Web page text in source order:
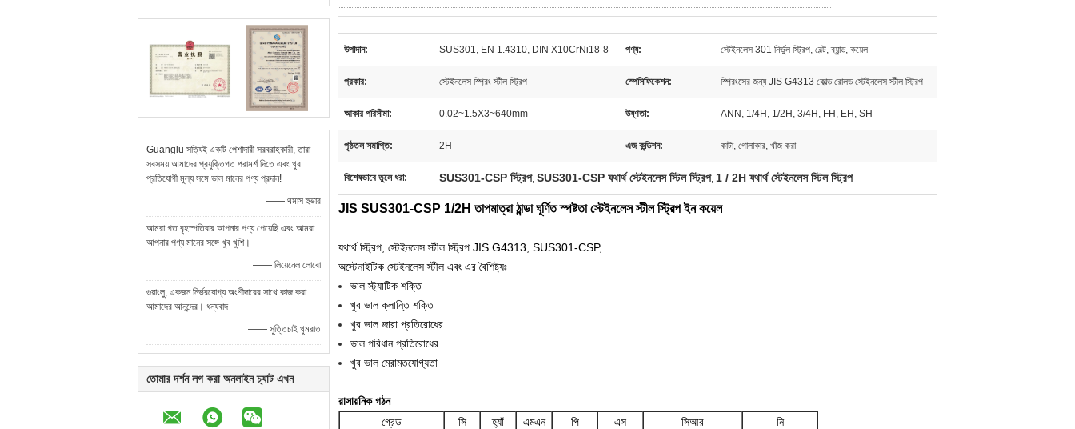
Guanglu সত্যিই একটি পেশাদারী সরবরাহকারী, তারা
সবসময় আমাদের প্রযুক্তিগত পরামর্শ দিতে এবং খুব
প্রতিযোগী মূল্য সঙ্গে ভাল মানের পণ্য প্রদান!
—— থমাস হুভার
আমরা গত বৃহস্পতিবার আপনার পণ্য পেয়েছি এবং আমরা
আপনার পণ্য মানের সঙ্গে খুব খুশি।
—— লিয়েনেল লোবো
গুয়াংলু, একজন নির্ভরযোগ্য অংশীদারের সাথে কাজ করা
আমাদের আনন্দের। ধন্যবাদ
—— সুত্তিচাই খুমরাত
তোমার দর্শন লগ করা অনলাইন চ্যাট এখন
উপাদান: SUS301, EN 1.4310, DIN X10CrNi18-8 পণ্য: স্টেইনলেস 301 নির্ভুল স্ট্রিপ, বেল্ট, ব্যান্ড, কয়েল
প্রকার: স্টেইনলেস স্প্রিং স্টীল স্ট্রিপ স্পেসিফিকেশন: স্প্রিংসের জন্য JIS G4313 কোল্ড রোলড স্টেইনলেস স্টীল স্ট্রিপ
আকার পরিসীমা: 0.02~1.5X3~640mm উষ্ণতা: ANN, 1/4H, 1/2H, 3/4H, FH, EH, SH
পৃষ্ঠতল সমাপ্তি: 2H এজ কন্ডিশন: কাটা, গোলাকার, খাঁজ করা
বিশেষভাবে তুলে ধরা: SUS301-CSP স্ট্রিপ, SUS301-CSP যথার্থ স্টেইনলেস স্টিল স্ট্রিপ, 1 / 2H যথার্থ স্টেইনলেস স্টিল স্ট্রিপ
JIS SUS301-CSP 1/2H তাপমাত্রা ঠান্ডা ঘূর্ণিত স্পষ্টতা স্টেইনলেস স্টীল স্ট্রিপ ইন কয়েল
যথার্থ স্ট্রিপ, স্টেইনলেস স্টীল স্ট্রিপ JIS G4313, SUS301-CSP,
অস্টেনাইটিক স্টেইনলেস স্টীল এবং এর বৈশিষ্ট্যঃ
ভাল স্ট্যাটিক শক্তি
খুব ভাল ক্লান্তি শক্তি
খুব ভাল জারা প্রতিরোধের
ভাল পরিধান প্রতিরোধের
খুব ভাল মেরামতযোগ্যতা
রাসায়নিক গঠন
গ্রেড
সি হ্যাঁ এমএন পি এস সিআর
নি